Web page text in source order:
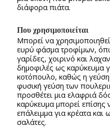
διάφορα πιάτα.
Που χρησιμοποιείται
Μπορεί να
ευρύ φάσμα τροφίμων,
γαρίδες, χοιρινό και
δημοφιλές ως καρύκευμα
κοτόπουλο, καθώς η
φυσική γεύση των
προσθέτει μια ελαφριά
καρύκευμα μπορεί επίσης
επάλειμμα για κρέατα
σαλάτες.